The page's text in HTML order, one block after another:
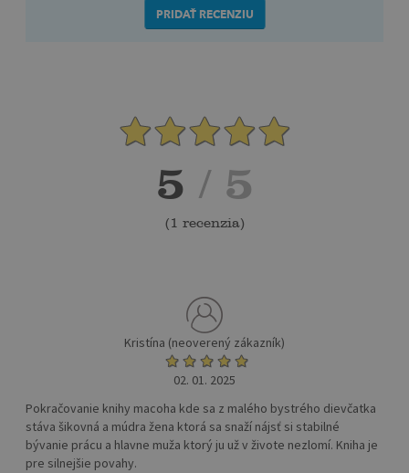
PRIDAŤ RECENZIU
5 / 5
(1 recenzia)
Kristína (neoverený zákazník)
02. 01. 2025
Pokračovanie knihy macoha kde sa z malého bystrého dievčatka
stáva šikovná a múdra žena ktorá sa snaží nájsť si stabilné
bývanie prácu a hlavne muža ktorý ju už v živote nezlomí. Kniha je
pre silnejšie povahy.